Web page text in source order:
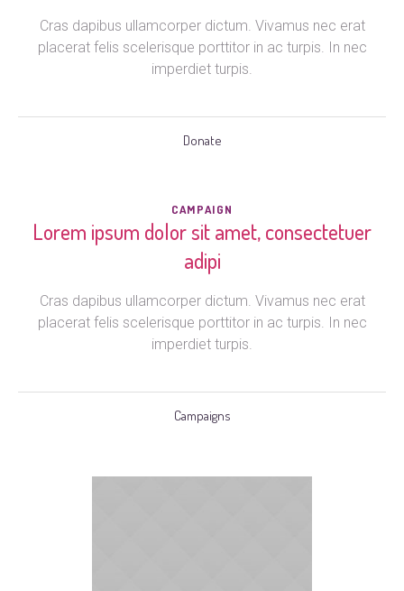
Cras dapibus ullamcorper dictum. Vivamus nec erat
placerat felis scelerisque porttitor in ac turpis. In nec
imperdiet turpis.
Donate
CAMPAIGN
Lorem ipsum dolor sit amet, consectetuer
adipi
Cras dapibus ullamcorper dictum. Vivamus nec erat
placerat felis scelerisque porttitor in ac turpis. In nec
imperdiet turpis.
Campaigns